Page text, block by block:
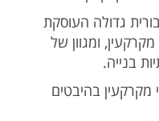
גדולה העוסקת
ומגוון של
בנייה.
מקרקעין בהיבטים